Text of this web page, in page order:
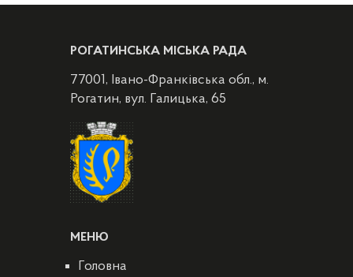
РОГАТИНСЬКА МІСЬКА РАДА
77001, Івано-Франківська обл., м.
Рогатин, вул. Галицька, 65
МЕНЮ
Головна